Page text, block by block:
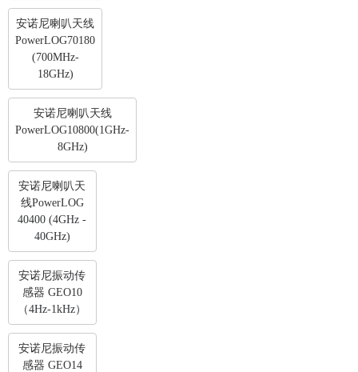
安诺尼喇叭天线
PowerLOG70180
(700MHz-
18GHz)
安诺尼喇叭天线
PowerLOG10800(1GHz-
8GHz)
安诺尼喇叭天
线PowerLOG
40400 (4GHz -
40GHz)
安诺尼振动传
感器 GEO10
（4Hz-1kHz）
安诺尼振动传
感器 GEO14